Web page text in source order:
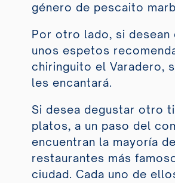
género de pescaito
Por otro lado, si desean
unos espetos
chiringuito el Varadero,
les encantará.
Si desea degustar otro
platos, a un paso del
encuentran la mayoría
restaurantes más
ciudad. Cada uno de